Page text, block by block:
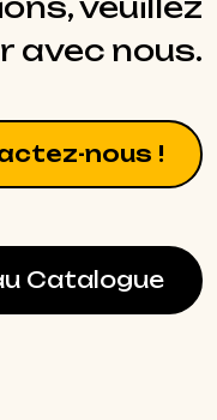
veuillez
avec nous.
nous !
Catalogue